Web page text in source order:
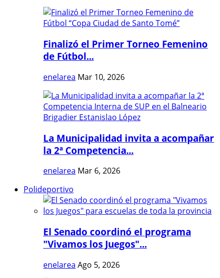
Finalizó el Primer Torneo Femenino
de Fútbol...
enelarea Mar 10, 2026
La Municipalidad invita a acompañar
la 2ª Competencia...
enelarea Mar 6, 2026
Polideportivo
El Senado coordinó el programa
"Vivamos los Juegos"...
enelarea Ago 5, 2026